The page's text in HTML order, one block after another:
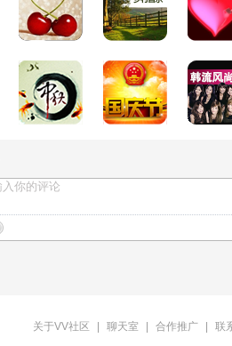
关于VV社区 聊天室 合作推广 联